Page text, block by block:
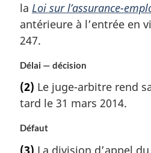
la Loi sur l’assurance-
antérieure à l’entrée en
247.
Délai — décision
(2) Le juge-arbitre rend
tard le 31 mars 2014.
Défaut
(3) La division d’appel